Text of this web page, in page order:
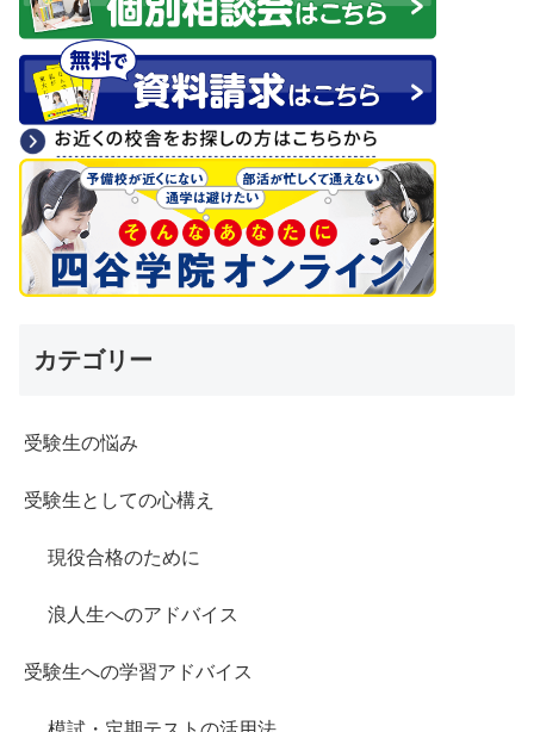
カテゴリー
受験生の悩み
受験生としての心構え
現役合格のために
浪人生へのアドバイス
受験生への学習アドバイス